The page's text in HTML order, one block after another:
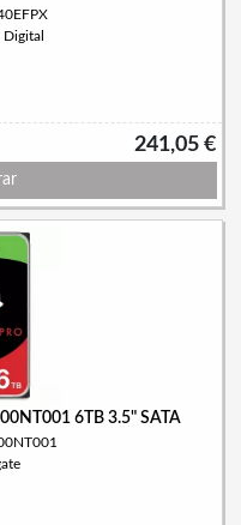
Digital
241,05 €
6TB 3.5" SATA